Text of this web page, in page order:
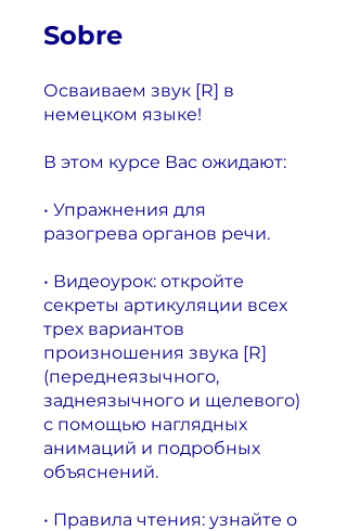
Sobre
Осваиваем звук [R] в
немецком языке!
В этом курсе Вас ожидают:
• Упражнения для
разогрева органов речи.
• Видеоурок: откройте
секреты артикуляции всех
трех вариантов
произношения звука [R]
(переднеязычного,
заднеязычного и щелевого)
с помощью наглядных
анимаций и подробных
объяснений.
• Правила чтения: узнайте о